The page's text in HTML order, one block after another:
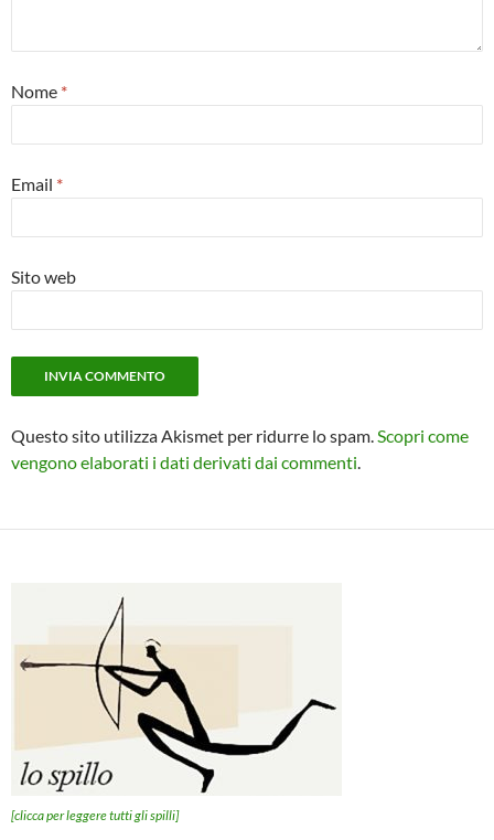
Nome *
Email *
Sito web
Questo sito utilizza Akismet per ridurre lo spam. Scopri come
vengono elaborati i dati derivati dai commenti
[clicca per leggere tutti gli spilli]